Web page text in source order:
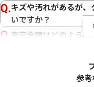
キズや汚れがあるが
いですか？
査定金額はどのように
売却するか悩んでい
参